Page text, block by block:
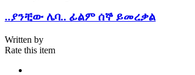
..ያንቺው ሌባ.. ፊልም ሰኞ ይመረቃል
Written by
Rate this item